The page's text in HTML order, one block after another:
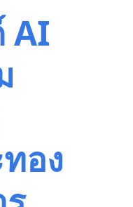
AI
อง